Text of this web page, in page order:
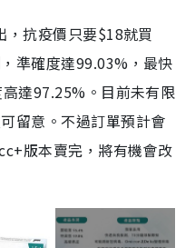
抗疫價只要$18就買
準確度達99.03%，最快
達97.25%。目前未有限
留意。不過訂單預計會
版本賣完，將有機會改